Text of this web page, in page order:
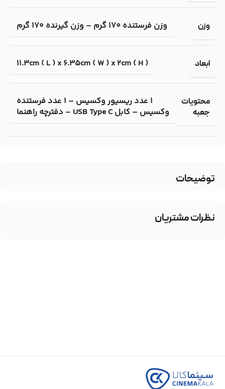
توضیحات
وزن وزن فرستنده 170 گرم – وزن گیرنده 170 گرم
ابعاد 11.3cm ( L ) x 6.35cm ( W ) x 2cm ( H )
محتویات
جعبه
1 عدد ریسیور وکسیس – 1 عدد فرستنده
وکسیس – کابل USB Type C – دفترچه راهنما
نظرات مشتریان